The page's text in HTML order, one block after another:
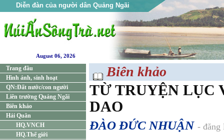
Diễn đàn của người dân Quảng Ngãi
August 06, 2026
Trang đầu
Hình ảnh, sinh hoạt
QN:Đất nước/con người
Liên trường Quảng Ngãi
Biên khảo
Hải Quân
HQ.VNCH
HQ.Thế giới
Biên khảo
TỪ TRUYỆN LỤC
DAO
ĐÀO ĐỨC NHUẬN - đăng